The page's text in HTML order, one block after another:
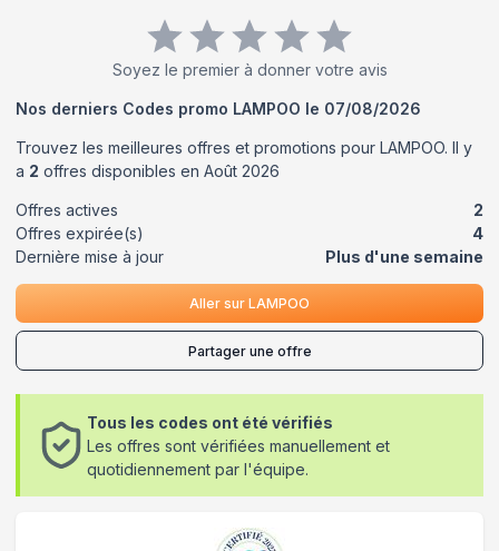
Soyez le premier à donner votre avis
Nos derniers Codes promo LAMPOO le 07/08/2026
Trouvez les meilleures offres et promotions pour LAMPOO. Il y
a 2 offres disponibles en Août 2026
Offres actives
2
Offres expirée(s)
4
Dernière mise à jour
Plus d'une semaine
Aller sur LAMPOO
Partager une offre
Tous les codes ont été vérifiés
Les offres sont vérifiées manuellement et
quotidiennement par l'équipe.